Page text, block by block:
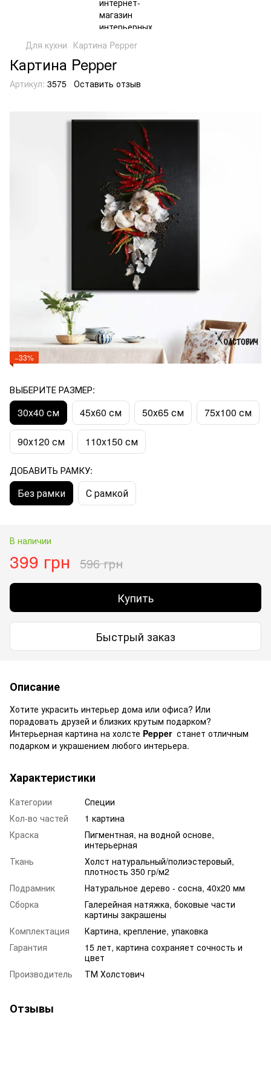
Для кухни Картина Pepper
Картина Pepper
Артикул: 3575 Оставить отзыв
−33%
ВЫБЕРИТЕ РАЗМЕР:
30х40 см 45х60 см 50х65 см 75х100 см
90х120 см 110x150 см
ДОБАВИТЬ РАМКУ:
Без рамки С рамкой
В наличии
399 грн 596 грн
Купить
Быстрый заказ
Описание
Хотите украсить интерьер дома или офиса? Или
порадовать друзей и близких крутым подарком?
Интерьерная картина на холсте Pepper станет отличным
подарком и украшением любого интерьера.
Характеристики
Категории
Специи
Кол-во частей
1 картина
Краска
Пигментная, на водной основе,
интерьерная
Ткань
Холст натуральный/полиэстеровый,
плотность 350 гр/м2
Подрамник
Натуральное дерево - сосна, 40x20 мм
Сборка
Галерейная натяжка, боковые части
картины закрашены
Комплектация
Картина, крепление, упаковка
Гарантия
15 лет, картина сохраняет сочность и
цвет
Производитель
ТМ Холстович
Отзывы